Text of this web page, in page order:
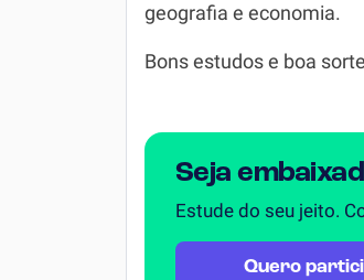
geografia e economia.
Bons estudos e boa
Seja
Estude do seu jeito.
Quero